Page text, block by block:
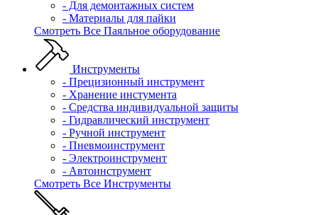
- Для демонтажных систем
- Материалы для пайки
Смотреть Все Паяльное оборудование
Инструменты
- Прецизионный инструмент
- Хранение инстумента
- Средства индивидуальной защиты
- Гидравлический инструмент
- Ручной инструмент
- Пневмоинструмент
- Электроинструмент
- Автоинструмент
Смотреть Все Инструменты